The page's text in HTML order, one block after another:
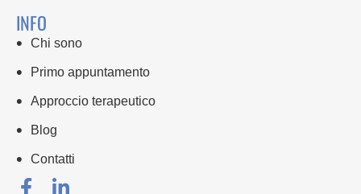
INFO
Chi sono
Primo appuntamento
Approccio terapeutico
Blog
Contatti